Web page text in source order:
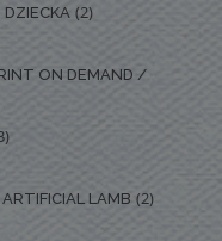
DZIECKA (2)
ON DEMAND /
LAMB (2)